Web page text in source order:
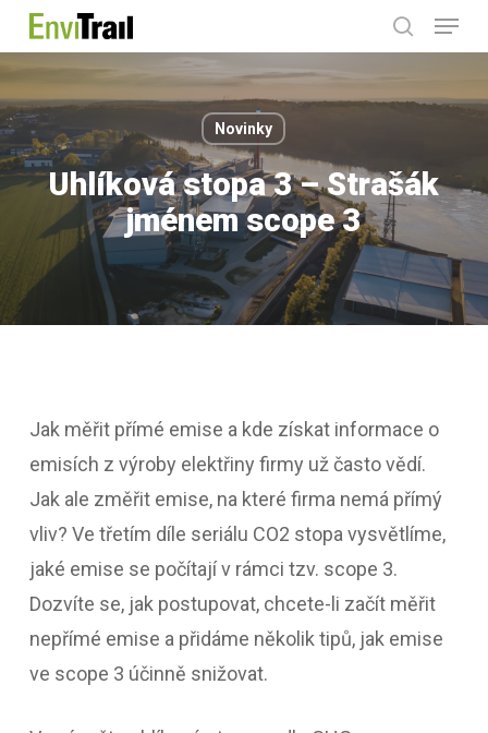
Skip
to
main
content
search
Menu
Novinky
Uhlíková stopa 3 – Strašák
jménem scope 3
Jak měřit přímé emise a kde získat informace o
emisích z výroby elektřiny firmy už často vědí.
Jak ale změřit emise, na které firma nemá přímý
vliv? Ve třetím díle seriálu CO2 stopa vysvětlíme,
jaké emise se počítají v rámci tzv. scope 3.
Dozvíte se, jak postupovat, chcete-li začít měřit
nepřímé emise a přidáme několik tipů, jak emise
ve scope 3 účinně snižovat.